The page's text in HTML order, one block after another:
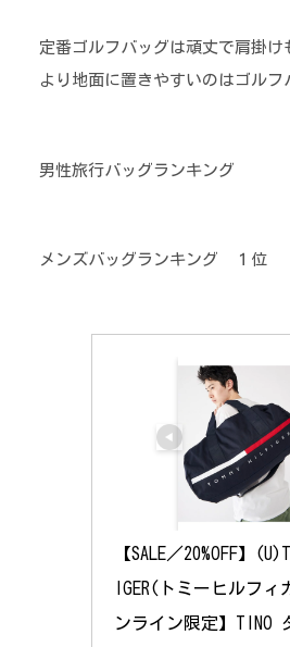
定番ゴルフバッグは頑丈で肩掛け
より地面に置きやすいのはゴルフ
男性旅行バッグランキング
メンズバッグランキング １位
【SALE／20%OFF】
IGER(トミーヒルフィ
ンライン限定】TINO